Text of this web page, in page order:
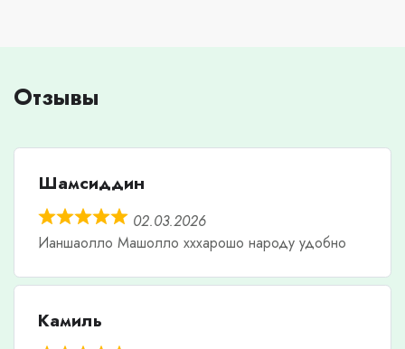
Отзывы
Шамсиддин
02.03.2026
Ианшаолло Машолло хххарошо народу удобно
Камиль